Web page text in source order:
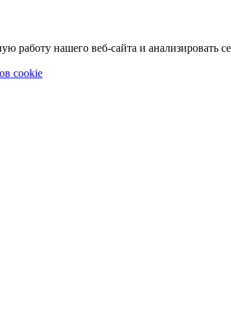
работу нашего веб-сайта и анализировать
cookie